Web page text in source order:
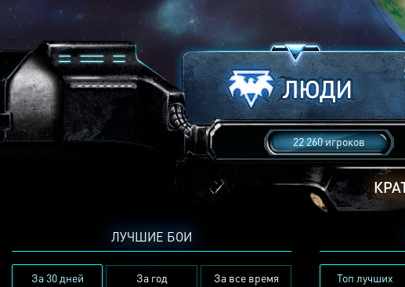
22 260 игроков
ЛУЧШИЕ БОИ
За 30 дней За год За все время Топ лучших